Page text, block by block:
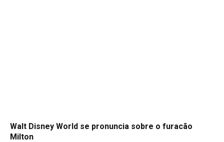
Walt Disney World se pronuncia sobre o furacão
Milton